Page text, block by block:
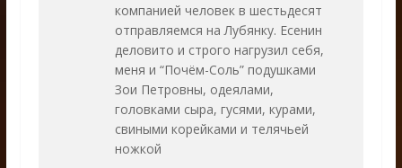
компанией человек в шестьдесят
отправляемся на Лубянку. Есенин
деловито и строго нагрузил себя,
меня и “Почём-Соль” подушками
Зои Петровны, одеялами,
головками сыра, гусями, курами,
свиными корейками и телячьей
ножкой